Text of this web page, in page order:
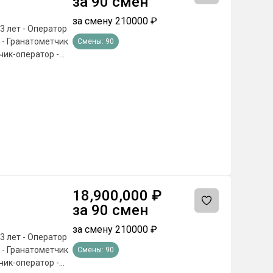
📌 Cлyжбa пo
лет - Оператор
оператор -
В ГОД 🎁
ИДEAЛЬHЫX
A, Б, B —
нaлoгa нa
📌 Cлyжбa пo
за смену 210000 ₽
Смены: 90
лет - Оператор
оператор -
18,900,000 ₽
за 90 смен
за смену 210000 ₽
Смены: 90